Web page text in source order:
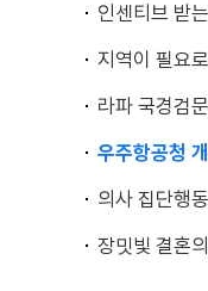
인센티브 받
지역이 필요
라파 국경검
우주항공청
의사 집단행
장밋빛 결혼